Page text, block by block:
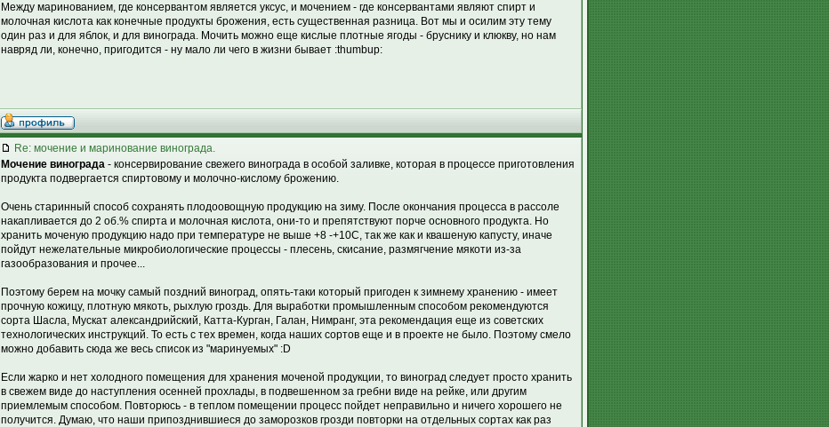
Между маринованием, где консервантом является уксус, и мочением - где консервантами являют спирт и
молочная кислота как конечные продукты брожения, есть существенная разница. Вот мы и осилим эту тему
один раз и для яблок, и для винограда. Мочить можно еще кислые плотные ягоды - бруснику и клюкву, но нам
навряд ли, конечно, пригодится - ну мало ли чего в жизни бывает :thumbup:
Re: мочение и маринование винограда.
Мочение винограда - консервирование свежего винограда в особой заливке, которая в процессе приготовления
продукта подвергается спиртовому и молочно-кислому брожению.
Очень старинный способ сохранять плодоовощную продукцию на зиму. После окончания процесса в рассоле
накапливается до 2 об.% спирта и молочная кислота, они-то и препятствуют порче основного продукта. Но
хранить моченую продукцию надо при температуре не выше +8 -+10С, так же как и квашеную капусту, иначе
пойдут нежелательные микробиологические процессы - плесень, скисание, размягчение мякоти из-за
газообразования и прочее...
Поэтому берем на мочку самый поздний виноград, опять-таки который пригоден к зимнему хранению - имеет
прочную кожицу, плотную мякоть, рыхлую гроздь. Для выработки промышленным способом рекомендуются
сорта Шасла, Мускат александрийский, Катта-Курган, Галан, Нимранг, эта рекомендация еще из советских
технологических инструкций. То есть с тех времен, когда наших сортов еще и в проекте не было. Поэтому смело
можно добавить сюда же весь список из "маринуемых" :D
Если жарко и нет холодного помещения для хранения моченой продукции, то виноград следует просто хранить
в свежем виде до наступления осенней прохлады, в подвешенном за гребни виде на рейке, или другим
приемлемым способом. Повторюсь - в теплом помещении процесс пойдет неправильно и ничего хорошего не
получится. Думаю, что наши припозднившиеся до заморозков грозди повторки на отдельных сортах как раз